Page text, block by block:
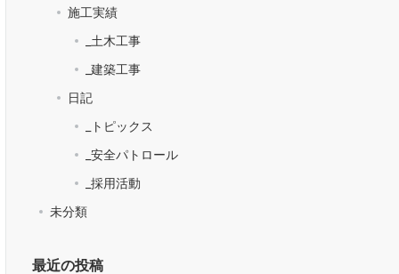
施工実績
_土木工事
_建築工事
日記
_トピックス
_安全パトロール
_採用活動
未分類
最近の投稿